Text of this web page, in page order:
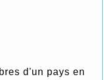
d'un pays en